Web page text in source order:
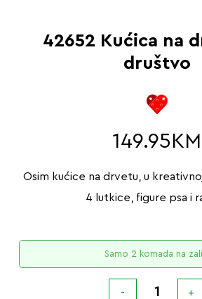
42652 Kućica na
društvo
149.95 KM
Osim kućice na drvetu, u
4 lutkice, figure psa i
Samo 2 komada na